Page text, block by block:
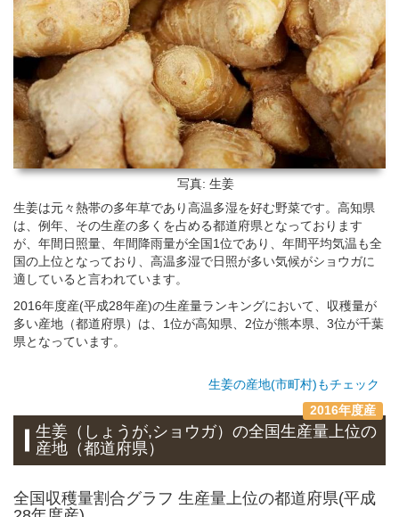
写真: 生姜
生姜は元々熱帯の多年草であり高温多湿を好む野菜です。高知県
は、例年、その生産の多くを占める都道府県となっております
が、年間日照量、年間降雨量が全国1位であり、年間平均気温も全
国の上位となっており、高温多湿で日照が多い気候がショウガに
適していると言われています。
2016年度産(平成28年産)の生産量ランキングにおいて、収穫量が
多い産地（都道府県）は、1位が高知県、2位が熊本県、3位が千葉
県となっています。
生姜の産地(市町村)もチェック
2016年度産
生姜（しょうが,ショウガ）の全国生産量上位の
産地 （都道府県）
全国収穫量割合グラフ 生産量上位の都道府県(平成